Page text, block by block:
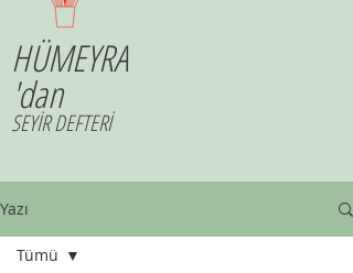
HÜMEYRA
'dan
SEYİR DEFTERİ
Yazı
Tümü